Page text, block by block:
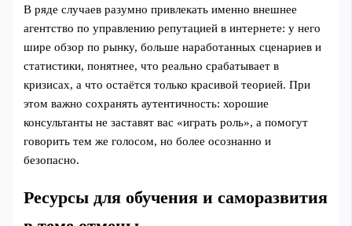
В ряде случаев разумно привлекать именно внешнее
агентство по управлению репутацией в интернете: у него
шире обзор по рынку, больше наработанных сценариев и
статистики, понятнее, что реально срабатывает в
кризисах, а что остаётся только красивой теорией. При
этом важно сохранять аутентичность: хорошие
консультанты не заставят вас «играть роль», а помогут
говорить тем же голосом, но более осознанно и
безопасно.
Ресурсы для обучения и саморазвития